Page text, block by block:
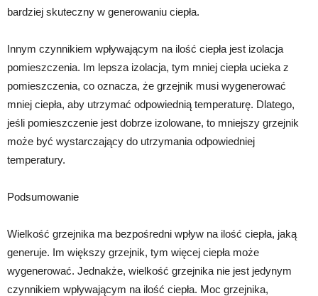
bardziej skuteczny w generowaniu ciepła.
Innym czynnikiem wpływającym na ilość ciepła jest izolacja
pomieszczenia. Im lepsza izolacja, tym mniej ciepła ucieka z
pomieszczenia, co oznacza, że grzejnik musi wygenerować
mniej ciepła, aby utrzymać odpowiednią temperaturę. Dlatego,
jeśli pomieszczenie jest dobrze izolowane, to mniejszy grzejnik
może być wystarczający do utrzymania odpowiedniej
temperatury.
Podsumowanie
Wielkość grzejnika ma bezpośredni wpływ na ilość ciepła, jaką
generuje. Im większy grzejnik, tym więcej ciepła może
wygenerować. Jednakże, wielkość grzejnika nie jest jedynym
czynnikiem wpływającym na ilość ciepła. Moc grzejnika,